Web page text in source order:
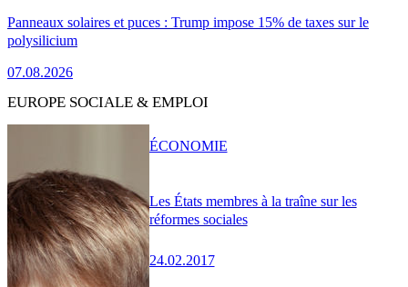
Panneaux solaires et puces : Trump impose 15% de taxes sur le
polysilicium
07.08.2026
EUROPE SOCIALE & EMPLOI
Les États membres à la traîne sur les
réformes sociales
24.02.2017
ÉCONOMIE